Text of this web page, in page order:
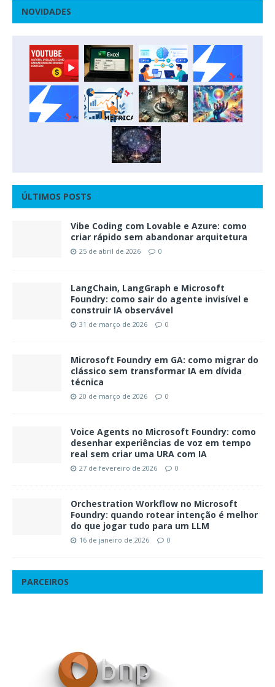
NOVIDADES
ÚLTIMOS POSTS
Vibe Coding com Lovable e Azure: como
criar rápido sem abandonar arquitetura
25 de abril de 2026 0
LangChain, LangGraph e Microsoft
Foundry: como sair do agente invisível e
construir IA observável
31 de março de 2026 0
Microsoft Foundry em GA: como migrar do
clássico sem transformar IA em dívida
técnica
20 de março de 2026 0
Voice Agents no Microsoft Foundry: como
desenhar experiências de voz em tempo
real sem criar uma URA com IA
27 de fevereiro de 2026 0
Orchestration Workflow no Microsoft
Foundry: quando rotear intenção é melhor
do que jogar tudo para um LLM
16 de janeiro de 2026 0
PARCEIROS